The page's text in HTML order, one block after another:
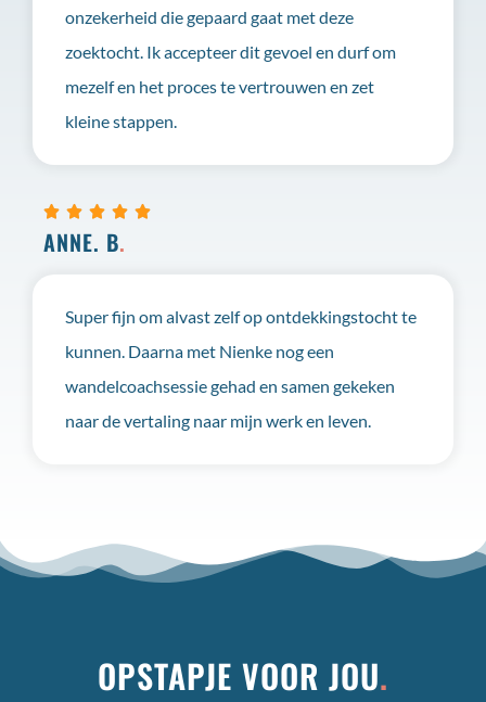
onzekerheid die gepaard gaat met deze
zoektocht. Ik accepteer dit gevoel en durf om
mezelf en het proces te vertrouwen en zet
kleine stappen.
    
ANNE. B.
Super fijn om alvast zelf op ontdekkingstocht te
kunnen. Daarna met Nienke nog een
wandelcoachsessie gehad en samen gekeken
naar de vertaling naar mijn werk en leven.
OPSTAPJE VOOR JOU.